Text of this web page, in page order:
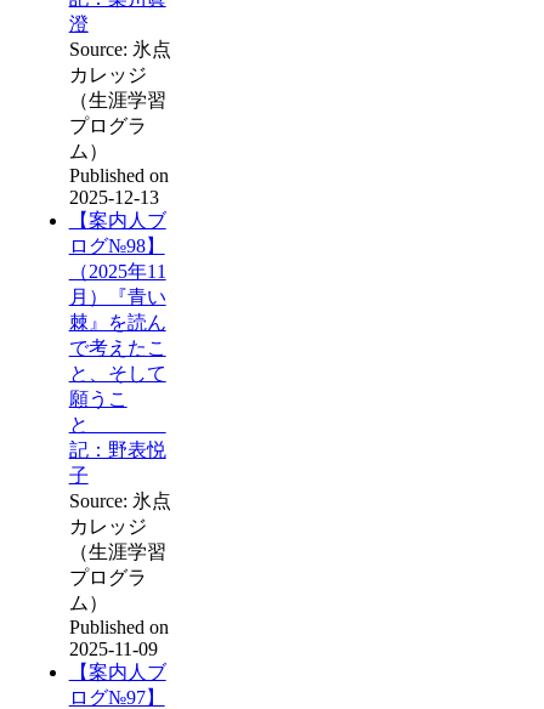
澄
Source: 氷点
カレッジ
（生涯学習
プログラ
ム）
Published on
2025-12-13
【案内人ブ
ログ№98】
（2025年11
月）『青い
棘』を読ん
で考えたこ
と、そして
願うこ
と
記：野表悦
子
Source: 氷点
カレッジ
（生涯学習
プログラ
ム）
Published on
2025-11-09
【案内人ブ
ログ№97】